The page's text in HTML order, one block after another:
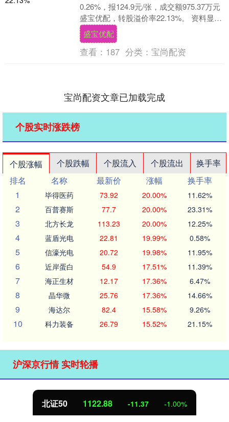
0.26%，报124.9元/张，成交额975.37万元
盛宝优配，转股溢价率22.13%。 资料显
示，鹿山转债信用级别为“A+....
盛宝优配
查看： 187 分类： 宝尚配资
宝尚配资文章已加载完成
个股实时涨跌榜
个股涨幅 个股跌幅 个股流入 个股流出
换手率
排名
名称 最新价 涨幅
换手率
1
毕得医药 73.92 20.00% 11.62%
2 百普赛斯 77.7 20.00% 23.31%
3 北方长龙 113.23 20.00% 12.25%
4 蓝盾光电 22.81 19.99% 0.58%
5 信濠光电 20.72 19.98% 11.95%
6 近岸蛋白 54.9 17.51% 11.39%
7 海正生材 12.17 17.36% 6.47%
8 晶华微 25.76 17.36% 14.66%
9 海达尔 82.4 15.58% 9.26%
10 科力装备 26.79 15.52% 21.15%
沪深京行情 实时轮播
北证50 1122.88 -11.37 -1.00%